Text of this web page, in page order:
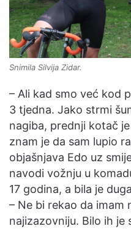
Snimila Silvija Zidar.
– Ali kad smo već kod
3 tjedna. Jako strmi
nagiba, prednji kotač
znam je da sam lupio
objašnjava Edo uz
navodi vožnju u
17 godina, a bila je
– Ne bi rekao da imam
najizazovniju. Bilo ih je